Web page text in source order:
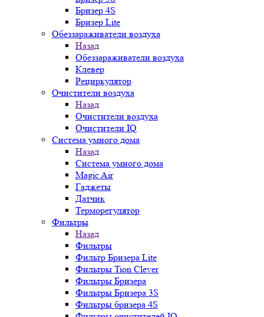
Бризер 4S
Бризер Lite
Обеззараживатели воздуха
Назад
Обеззараживатели воздуха
Клевер
Рециркулятор
Очистители воздуха
Назад
Очистители воздуха
Очистители IQ
Система умного дома
Назад
Система умного дома
Magic Air
Гаджеты
Датчик
Терморегулятор
Фильтры
Назад
Фильтры
Фильтр Бризера Lite
Фильтры Tion Clever
Фильтры Бризера
Фильтры Бризера 3S
Фильтры бризера 4S